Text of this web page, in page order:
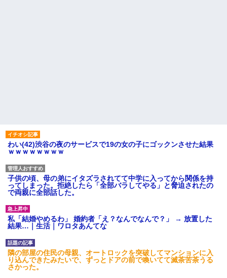
わい(42)渋谷の夜のサービスで19の女の子にゴックンさせた結果
ｗｗｗｗｗｗｗｗ
子供の頃、母の弟にイタズラされてて中学に入ってから関係を持
ってしまった。拒絶したら「全部バラしてやる」と脅迫されたの
で両親に全部話した。
私「結婚やめるわ」 婚約者「え？なんでなんで？」 → 放置した
結果…｜生活｜ワロタあんてな
隣の部屋の住民の母親、オートロックを突破してマンションに入
り込んできたみたいで、ずっとドアの前で喚いてて滅茶苦茶うる
さかった。